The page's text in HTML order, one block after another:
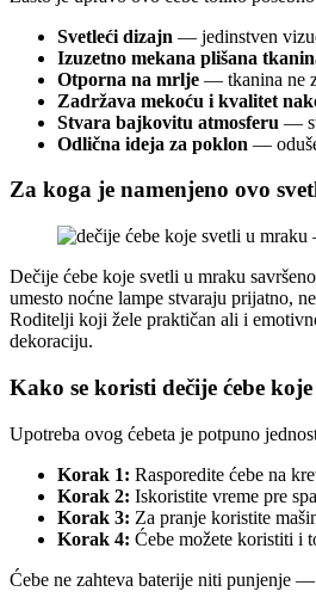
Svetleći dizajn — jedinstven
Izuzetno mekana plišana
Otporna na mrlje — tkanina ne
Zadržava mekoću i kvalitet
Stvara bajkovitu atmosferu —
Odlična ideja za poklon —
Za koga je namenjeno ovo
Dečije ćebe koje svetli u mraku
umesto noćne lampe stvaraju prijatno,
Roditelji koji žele praktičan ali i
dekoraciju.
Kako se koristi dečije ćebe
Upotreba ovog ćebeta je potpuno
Korak 1: Rasporedite ćebe na
Korak 2: Iskoristite vreme pre
Korak 3: Za pranje koristite
Korak 4: Ćebe možete koristiti i
Ćebe ne zahteva baterije niti punjenje